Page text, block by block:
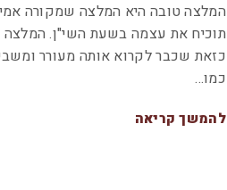
המלצה טובה היא המלצה שמקורה
תוכיח את עצמה בשעת השי"ן.
כזאת שכבר לקרוא אותה מעורר
כמו…
להמשך קריאה